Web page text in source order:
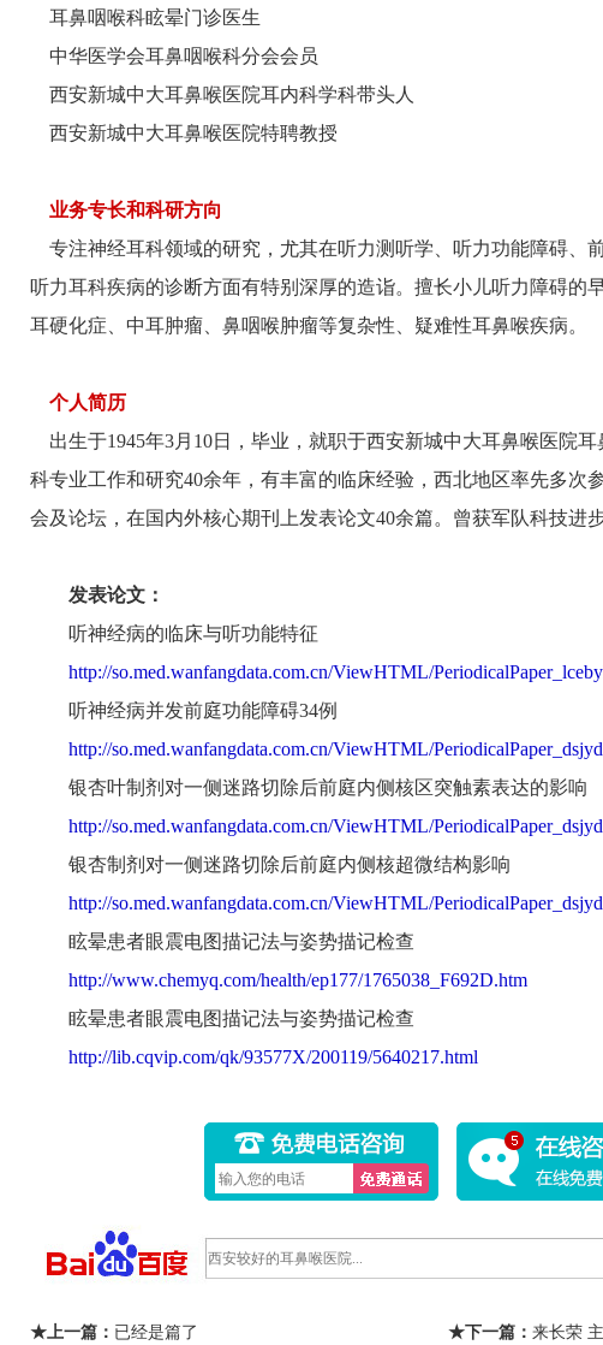
耳鼻咽喉科眩晕门诊医生
中华医学会耳鼻咽喉科分会会员
西安新城中大耳鼻喉医院耳内科学科带头人
西安新城中大耳鼻喉医院特聘教授
业务专长和科研方向
专注神经耳科领域的研究，尤其在听力测听学、听力功能障碍、
听力耳科疾病的诊断方面有特别深厚的造诣。擅长小儿听力障碍的
耳硬化症、中耳肿瘤、鼻咽喉肿瘤等复杂性、疑难性耳鼻喉疾病。
个人简历
出生于1945年3月10日，毕业，就职于西安新城中大耳鼻喉医院
科专业工作和研究40余年，有丰富的临床经验，西北地区率先多次
会及论坛，在国内外核心期刊上发表论文40余篇。曾获军队科技进
发表论文：
听神经病的临床与听功能特征
http://so.med.wanfangdata.com.cn/ViewHTML/
听神经病并发前庭功能障碍34例
http://so.med.wanfangdata.com.cn/ViewHTML/
银杏叶制剂对一侧迷路切除后前庭内侧核区突触素表达的影响
http://so.med.wanfangdata.com.cn/ViewHTML/
银杏制剂对一侧迷路切除后前庭内侧核超微结构影响
http://so.med.wanfangdata.com.cn/ViewHTML/
眩晕患者眼震电图描记法与姿势描记检查
http://www.chemyq.com/health/ep177/1765038_F692D.htm
眩晕患者眼震电图描记法与姿势描记检查
http://lib.cqvip.com/qk/93577X/200119/5640217.html
★上一篇： 已经是篇了 ★下一篇： 来长荣